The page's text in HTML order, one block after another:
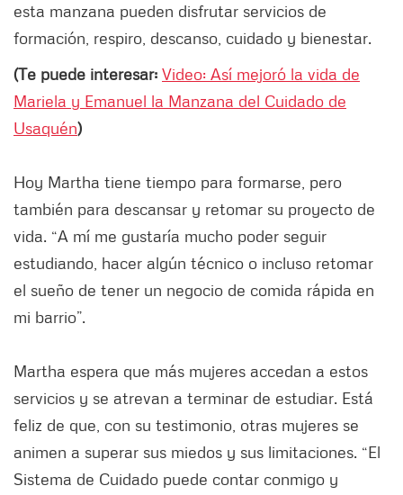
esta manzana pueden disfrutar servicios de
formación, respiro, descanso, cuidado y bienestar.
(Te puede interesar: Video: Así mejoró la vida de
Mariela y Emanuel la Manzana del Cuidado de
Usaquén)
Hoy Martha tiene tiempo para formarse, pero
también para descansar y retomar su proyecto de
vida. “A mí me gustaría mucho poder seguir
estudiando, hacer algún técnico o incluso retomar
el sueño de tener un negocio de comida rápida en
mi barrio”.
Martha espera que más mujeres accedan a estos
servicios y se atrevan a terminar de estudiar. Está
feliz de que, con su testimonio, otras mujeres se
animen a superar sus miedos y sus limitaciones. “El
Sistema de Cuidado puede contar conmigo y